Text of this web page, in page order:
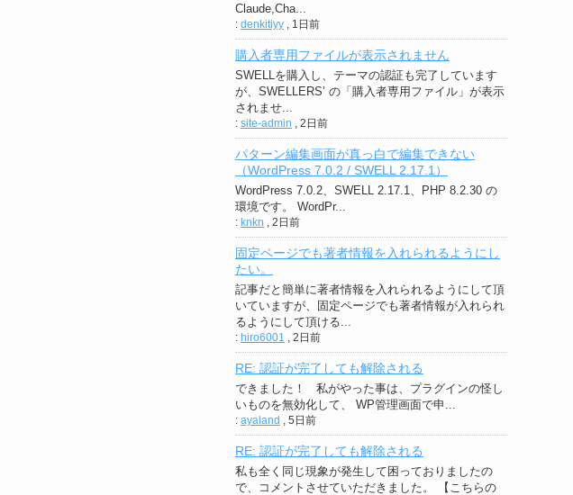
Claude,Cha...
: denkitiyy 1日前
購入者専用ファイルが表示されません
SWELLを購入し、テーマの認証も完了しています
が、SWELLERS’ の「購入者専用ファイル」が表示
されませ...
: site-admin 2日前
パターン編集画面が真っ白で編集できない
（WordPress 7.0.2 / SWELL 2.17.1）
WordPress 7.0.2、SWELL 2.17.1、PHP 8.2.30 の
環境です。 WordPr...
: knkn 2日前
固定ページでも著者情報を入れられるようにし
たい。
記事だと簡単に著者情報を入れられるようにして頂
いていますが、固定ページでも著者情報が入れられ
るようにして頂ける...
: hiro6001 2日前
RE: 認証が完了しても解除される
できました！ 私がやった事は、プラグインの怪し
いものを無効化して、 WP管理画面で申...
: ayaland 5日前
RE: 認証が完了しても解除される
私も全く同じ現象が発生して困っておりましたの
で、コメントさせていただきました。 【こちらの